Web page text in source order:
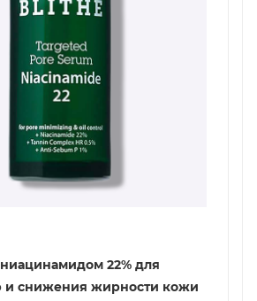
22% для
и снижения жирности кожи